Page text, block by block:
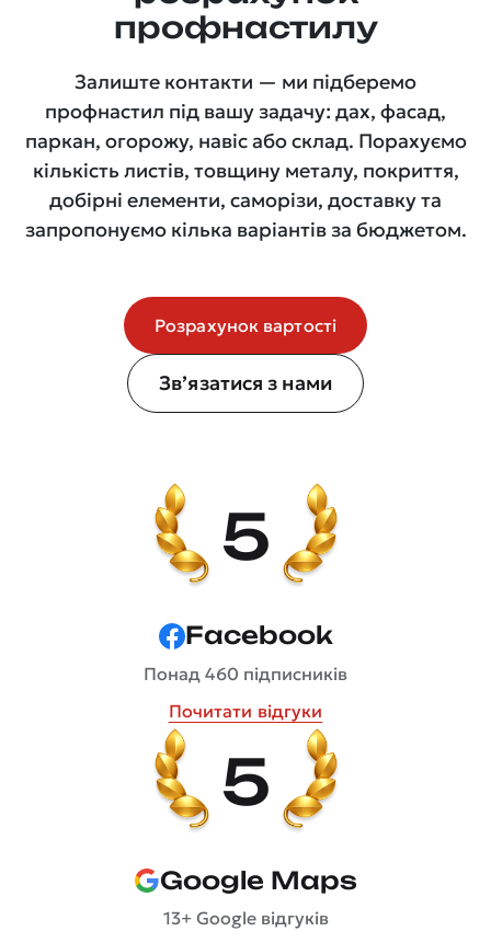
профнастилу
Залиште контакти — ми підберемо
профнастил під вашу задачу: дах, фасад,
паркан, огорожу, навіс або склад. Порахуємо
кількість листів, товщину металу, покриття,
добірні елементи, саморізи, доставку та
запропонуємо кілька варіантів за бюджетом.
Розрахунок вартості
Зв’язатися з нами
5
Facebook
Понад 460 підписників
Почитати відгуки
5
Google Maps
13+ Google відгуків